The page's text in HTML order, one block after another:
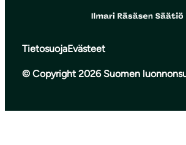
TietosuojaEvästeet
© Copyright 2026 Suomen